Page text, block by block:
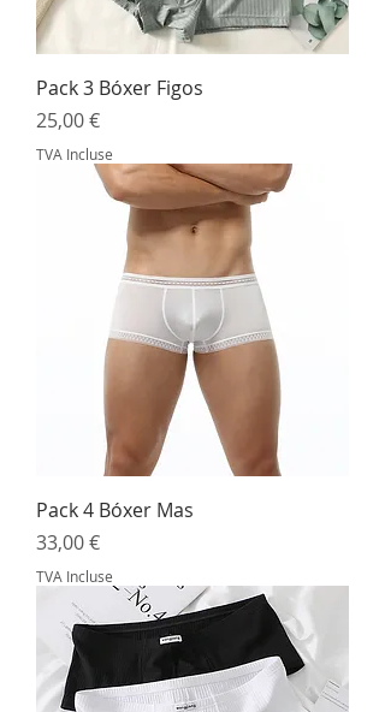
Pack 3 Bóxer Figos
Prix
25,00 €
TVA Incluse
Pack 4 Bóxer Mas
Prix
33,00 €
TVA Incluse